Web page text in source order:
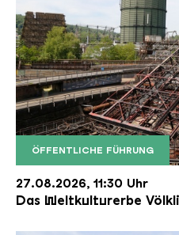
ÖFFENTLICHE FÜHRUNG
Der Erzschrägaufzug
Copyright:
27.08.2026, 11:30 Uhr
Das Weltkulturerbe